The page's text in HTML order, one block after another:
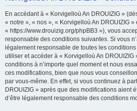
En accédant à « Korvigelloù An DROUIZIG »
« notre », « nos », « Korvigelloù An DROUIZIG »
« https://www.drouizig.org/phpBB3 »), vous
responsable des conditions suivantes. Si vous
légalement responsable de toutes les
utiliser et accéder à « Korvigelloù An
conditions à n’importe quel moment et nous
ces modifications, bien que nous vous
par vous-même. En effet, si vous continuez à
DROUIZIG » après que des modifications aient
d’être légalement responsable des conditions